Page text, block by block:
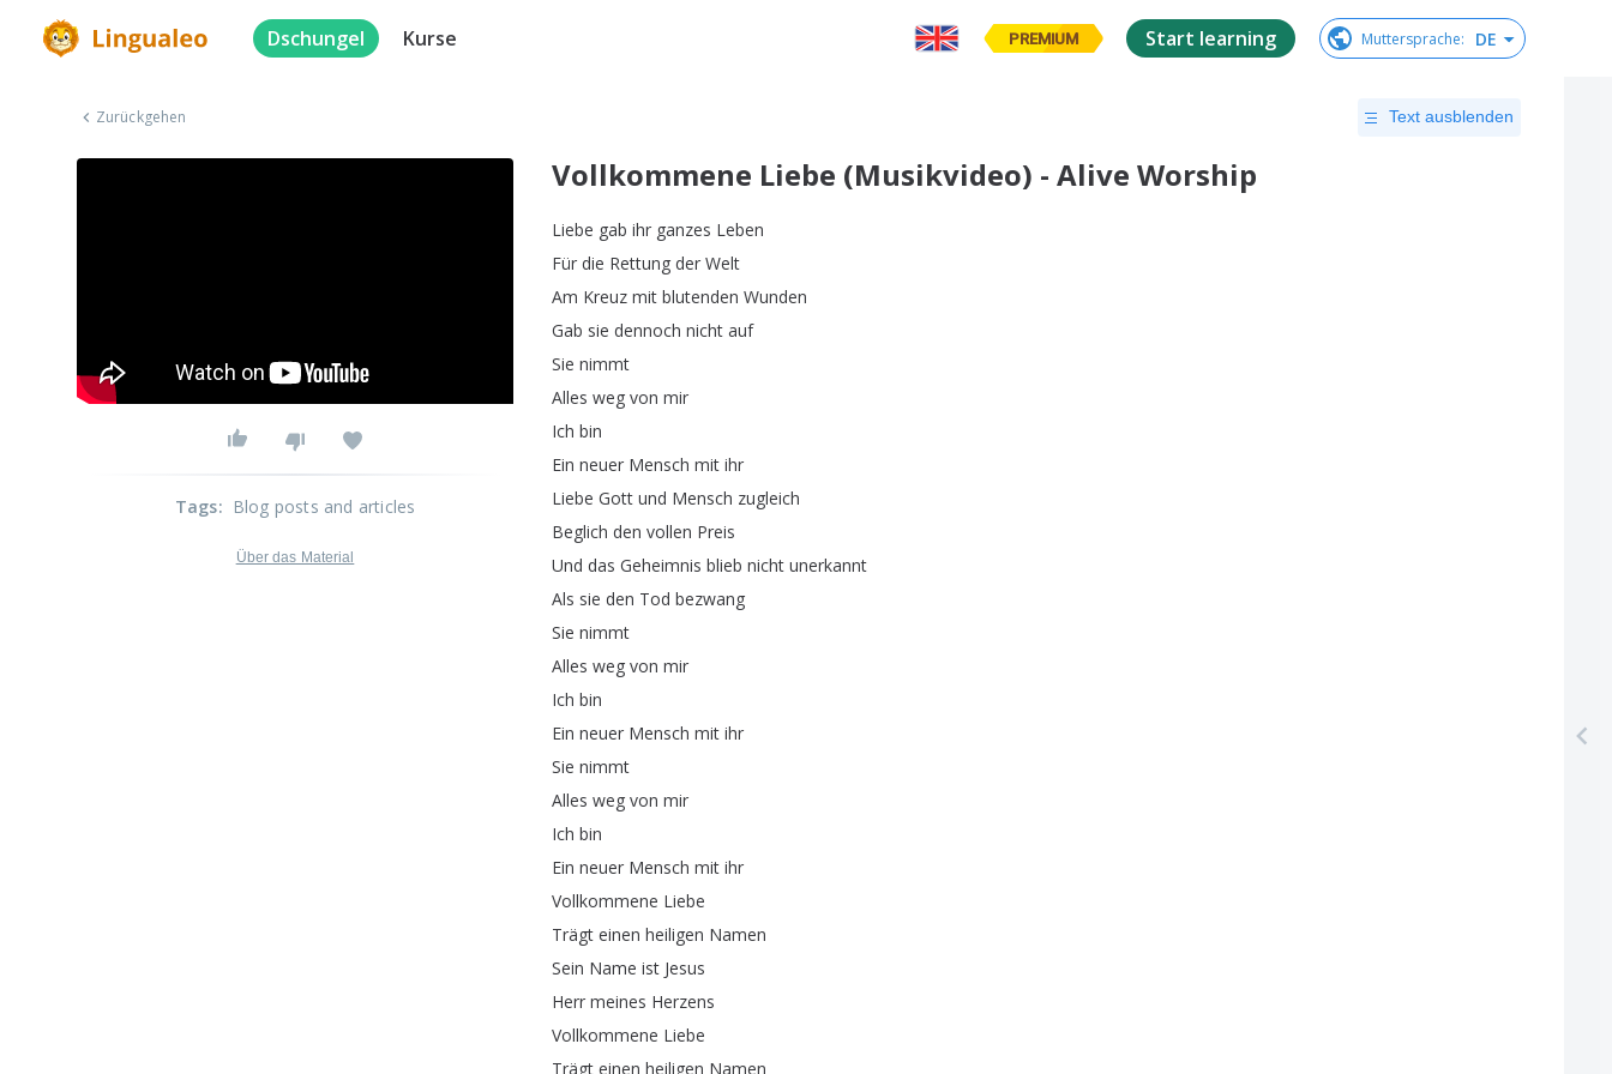
Dschungel Kurse PREMIUM Start learning Muttersprache: DE
Zurückgehen Text ausblenden
Vollkommene Liebe (Musikvideo) - Alive Worship
Liebe gab ihr ganzes Leben
Für die Rettung der Welt
Am Kreuz mit blutenden Wunden
Gab sie dennoch nicht auf
Sie nimmt
Alles weg von mir
Ich bin
Ein neuer Mensch mit ihr
Liebe Gott und Mensch zugleich
Beglich den vollen Preis
Und das Geheimnis blieb nicht unerkannt
Als sie den Tod bezwang
Sie nimmt
Alles weg von mir
Ich bin
Ein neuer Mensch mit ihr
Sie nimmt
Alles weg von mir
Ich bin
Ein neuer Mensch mit ihr
Vollkommene Liebe
Trägt einen heiligen Namen
Sein Name ist Jesus
Herr meines Herzens
Vollkommene Liebe
Trägt einen heiligen Namen
Tags: Blog posts and articles
Über das Material